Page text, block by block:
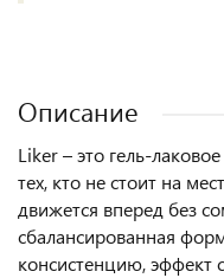
Описание
Liker – это гель-
тех, кто не стоит на
движется вперед без
сбалансированная
консистенцию, эффект